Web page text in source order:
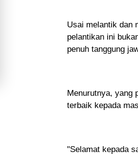
Usai melantik dan
pelantikan ini
penuh tanggung
Menurutnya, yang
terbaik kepada
"Selamat kepada